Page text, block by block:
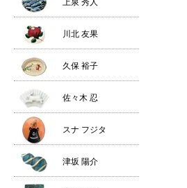
上泉 秀人
川北 友果
久保 裕子
佐々木 忍
スナ フジタ
津坂 陽介